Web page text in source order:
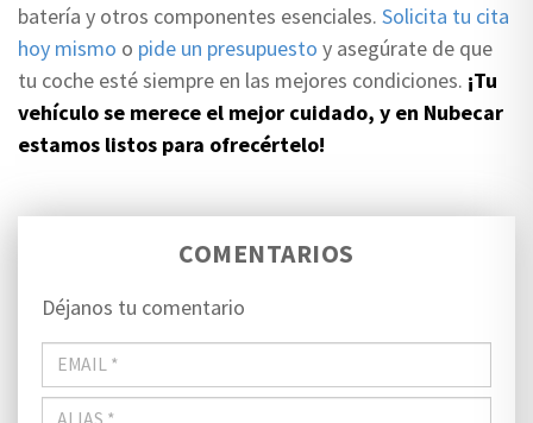
batería y otros componentes esenciales. Solicita tu cita
hoy mismo o pide un presupuesto y asegúrate de que
tu coche esté siempre en las mejores condiciones. ¡Tu
vehículo se merece el mejor cuidado, y en Nubecar
estamos listos para ofrecértelo!
COMENTARIOS
Déjanos tu comentario